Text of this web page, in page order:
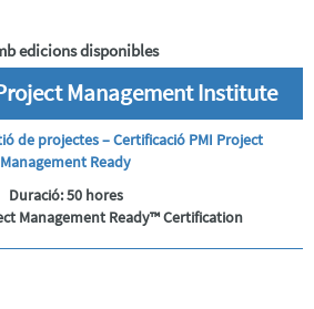
edicions disponibles
Management Institute
de projectes – Certificació PMI Project
Management Ready
Duració:50 hores
Management Ready™ Certification